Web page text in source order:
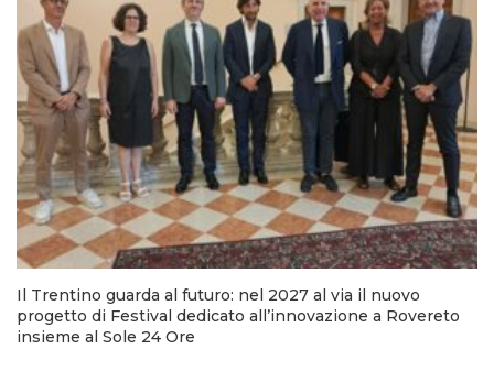
Il Trentino guarda al futuro: nel 2027 al via il nuovo
progetto di Festival dedicato all’innovazione a Rovereto
insieme al Sole 24 Ore